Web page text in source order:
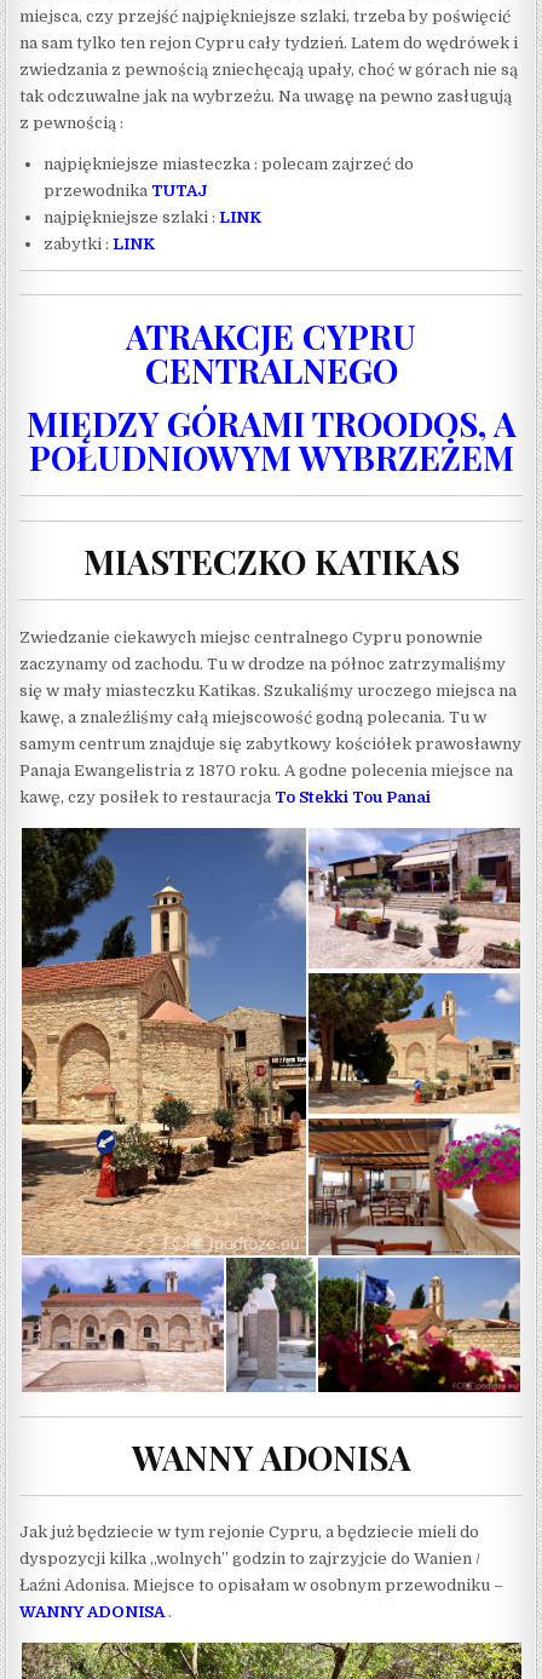
miejsca, czy przejść najpiękniejsze szlaki, trzeba by poświęcić
na sam tylko ten rejon Cypru cały tydzień. Latem do wędrówek i
zwiedzania z pewnością zniechęcają upały, choć w górach nie są
tak odczuwalne jak na wybrzeżu. Na uwagę na pewno zasługują
z pewnością :
najpiękniejsze miasteczka : polecam zajrzeć do
przewodnika TUTAJ
najpiękniejsze szlaki :LINK
zabytki :LINK
ATRAKCJE CYPRU
CENTRALNEGO
MIĘDZY GÓRAMI TROODOS, A
POŁUDNIOWYM WYBRZEŻEM
MIASTECZKO KATIKAS
Zwiedzanie ciekawych miejsc centralnego Cypru ponownie
zaczynamy od zachodu. Tu w drodze na północ zatrzymaliśmy
się w mały miasteczku Katikas. Szukaliśmy uroczego miejsca na
kawę, a znaleźliśmy całą miejscowość godną polecania. Tu w
samym centrum znajduje się zabytkowy kościółek prawosławny
Panaja Ewangelistria z 1870 roku. A godne polecenia miejsce na
kawę, czy posiłek to restauracja To Stekki Tou Panai
WANNY ADONISA
Jak już będziecie w tym rejonie Cypru, a będziecie mieli do
dyspozycji kilka „wolnych” godzin to zajrzyjcie do Wanien /
Łaźni Adonisa. Miejsce to opisałam w osobnym przewodniku –
WANNY ADONISA.